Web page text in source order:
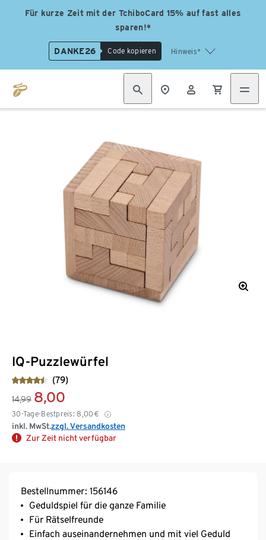
Für kurze Zeit mit der TchiboCard 15% auf fast alles
sparen!*
DANKE26 Code kopieren Hinweis*
IQ-Puzzlewürfel
(79)
14,99 8,00
30-Tage-Bestpreis: 8,00 €
inkl. MwSt.zzgl. Versandkosten
Zur Zeit nicht verfügbar
Bestellnummer: 156146
Geduldspiel für die ganze Familie
Für Rätselfreunde
Einfach auseinandernehmen und mit viel Geduld